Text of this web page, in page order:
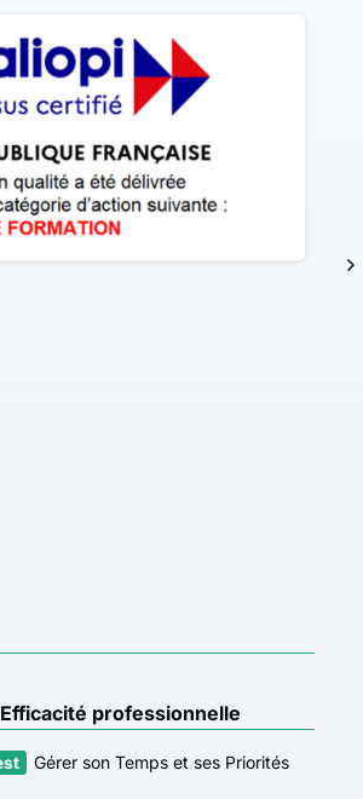
Efficacité professionnelle
Gérer son Temps et ses Priorités